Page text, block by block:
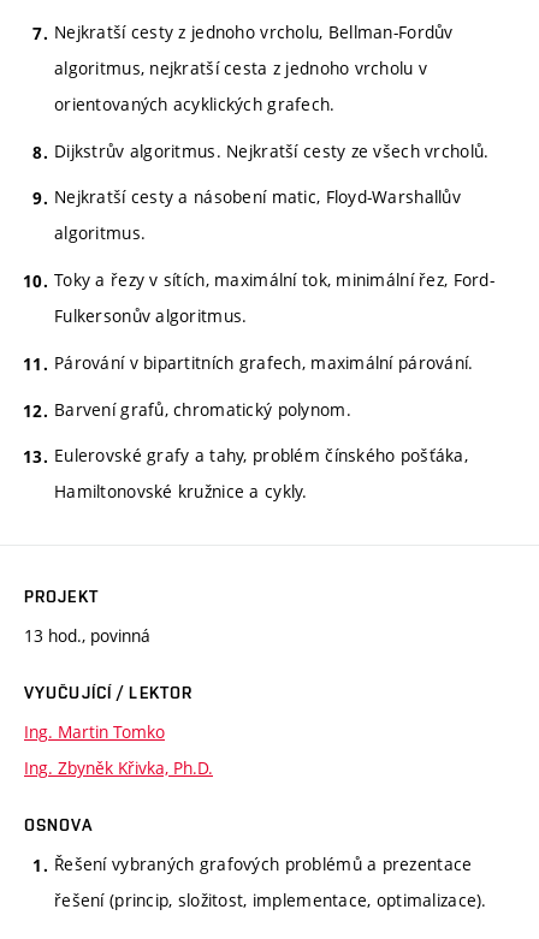
Nejkratší cesty z jednoho vrcholu, Bellman-Fordův
algoritmus, nejkratší cesta z jednoho vrcholu v
orientovaných acyklických grafech.
Dijkstrův algoritmus. Nejkratší cesty ze všech vrcholů.
Nejkratší cesty a násobení matic, Floyd-Warshallův
algoritmus.
Toky a řezy v sítích, maximální tok, minimální řez, Ford-
Fulkersonův algoritmus.
Párování v bipartitních grafech, maximální párování.
Barvení grafů, chromatický polynom.
Eulerovské grafy a tahy, problém čínského pošťáka,
Hamiltonovské kružnice a cykly.
PROJEKT
13 hod., povinná
VYUČUJÍCÍ / LEKTOR
Ing. Martin Tomko
Ing. Zbyněk Křivka, Ph.D.
OSNOVA
Řešení vybraných grafových problémů a prezentace
řešení (princip, složitost, implementace, optimalizace).